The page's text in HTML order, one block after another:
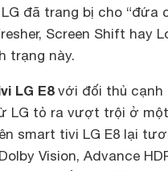
đã trang bị cho “đứa
Screen Shift hay
trạng này.
LG E8với đối thủ
LG tỏ ra vượt trội ở
smart tivi LG E8 lại
Vision, Advance